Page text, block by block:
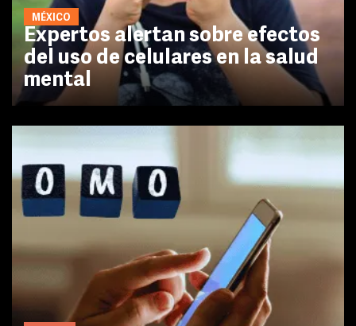
MÉXICO
Expertos alertan sobre efectos
del uso de celulares en la salud
mental